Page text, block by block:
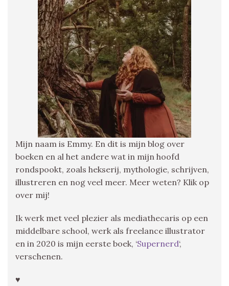
Mijn naam is Emmy. En dit is mijn blog over
boeken en al het andere wat in mijn hoofd
rondspookt, zoals hekserij, mythologie, schrijven,
illustreren en nog veel meer. Meer weten? Klik op
over mij!
Ik werk met veel plezier als mediathecaris op een
middelbare school, werk als freelance illustrator
en in 2020 is mijn eerste boek, ‘Supernerd‘,
verschenen.
♥